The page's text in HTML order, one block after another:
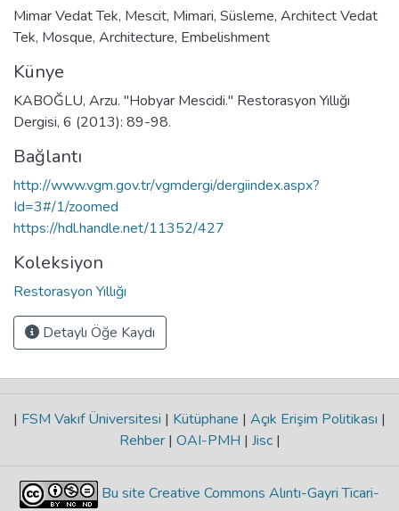
Mimar Vedat Tek, Mescit, Mimari, Süsleme, Architect Vedat
Tek, Mosque, Architecture, Embelishment
Künye
KABOĞLU, Arzu. "Hobyar Mescidi." Restorasyon Yıllığı
Dergisi, 6 (2013): 89-98.
Bağlantı
http://www.vgm.gov.tr/vgmdergi/dergiindex.aspx?
Id=3#/1/zoomed
https://hdl.handle.net/11352/427
Koleksiyon
Restorasyon Yıllığı
Detaylı Öğe Kaydı
| FSM Vakıf Üniversitesi | Kütüphane | Açık Erişim Politikası |
Rehber | OAI-PMH | Jisc |
Bu site Creative Commons Alıntı-Gayri Ticari-